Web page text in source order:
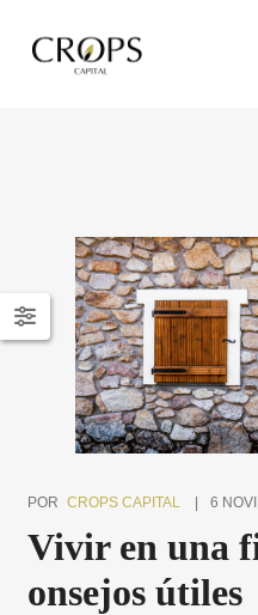
POR CROPS CAPITAL 6
Vivir en una
onsejos útiles